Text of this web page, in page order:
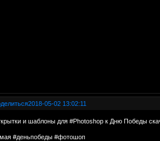
2018-05-02 13:02:11
и шаблоны для #Photoshop к Дню Победы
#деньпобеды #фотошоп